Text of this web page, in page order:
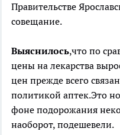
Правительстве
совещание.
Выяснилось,что по
цены на лекарства
цен прежде всего
политикой аптек.Это
фоне подорожания
наоборот, подешевели.